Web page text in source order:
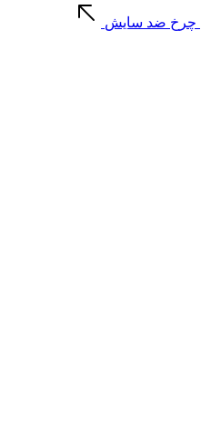
چرخ ضد سایش